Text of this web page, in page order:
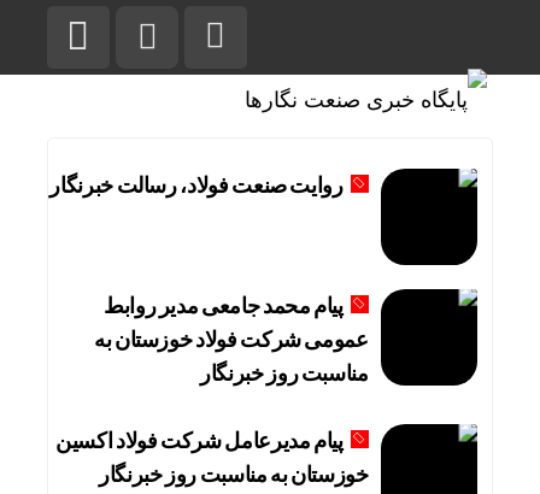
روایت صنعت فولاد،‌ رسالت خبرنگار
پیام محمد جامعی مدیر روابط
عمومی شرکت فولاد خوزستان به
مناسبت روز خبرنگار
پیام مدیرعامل شرکت فولاد اکسین
خوزستان به مناسبت روز خبرنگار